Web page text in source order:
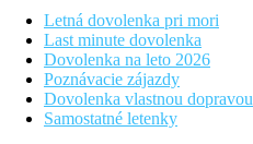
Letná dovolenka pri mori
Last minute dovolenka
Dovolenka na leto 2026
Poznávacie zájazdy
Dovolenka vlastnou dopravou
Samostatné letenky